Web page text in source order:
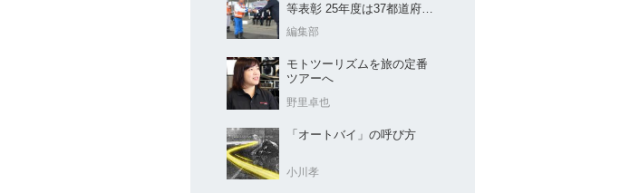
等表彰 25年度は37都道府県
編集部
モトツーリズムを旅の定番
ツアーへ
野里卓也
「オートバイ」の呼び方
小川孝